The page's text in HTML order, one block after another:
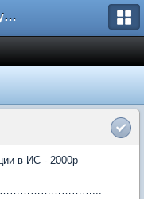
Форум для студента СГА
в ИС - 2000р